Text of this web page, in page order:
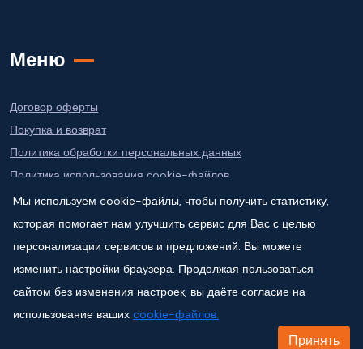
Меню
Договор оферты
Покупка и возврат
Политика обработки персональных данных
Политика использования сookie-файлов
Все права защищены. Разработка
Mы используем cookie-файлы, чтобы получить статистику,
которая помогает нам улучшить сервис для Вас с целью
персонализации сервисов и предложений. Вы можете
изменить настройки браузера. Продолжая пользоваться
сайтом без изменения настроек, вы даёте согласие на
использование ваших cookie-файлов.
Принять